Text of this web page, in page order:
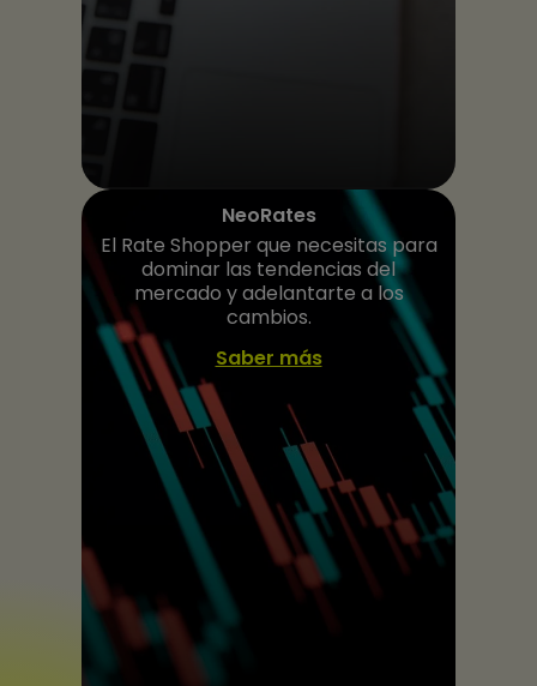
NeoRates
El Rate Shopper que necesitas para
dominar las tendencias del
mercado y adelantarte a los
cambios.
Saber más